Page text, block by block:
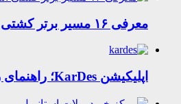
معرفی ۱۶ مسیر برتر کشتی استانبول | راهنمای کامل کشتی‌سواری در بسفر
اپلیکیشن KarDes؛ راهنمای رایگان کشف تاریخ و فرهنگ پنهان ترکیه